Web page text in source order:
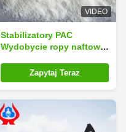
VIDEO
Stabilizatory PAC
Wydobycie ropy naftowej
PAC Polyanionowa
celuloza
Zapytaj Teraz